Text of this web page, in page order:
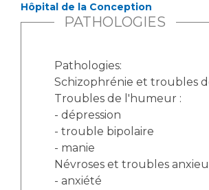
Hôpital de la Conception
PATHOLOGIES
Pathologies:
Schizophrénie et troubles
Troubles de l'humeur :
- dépression
- trouble bipolaire
- manie
Névroses et troubles
- anxiété